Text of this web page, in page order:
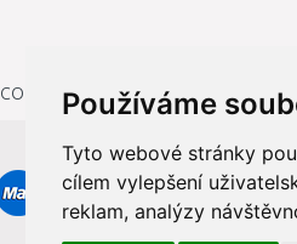
Používáme
Tyto webové stránky
cílem vylepšení
reklam, analýzy